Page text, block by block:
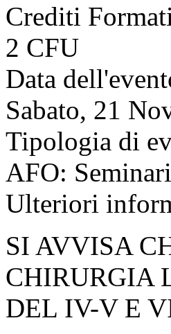
Crediti
2 CFU
Data
Sabato, 21
Tipologia di
AFO:
Ulteriori
SI AVVISA
CHIRURGIA
DEL IV-V E